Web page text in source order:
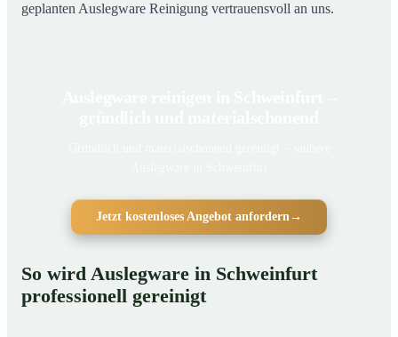
geplanten Auslegware Reinigung vertrauensvoll an uns.
Jetzt kostenloses Angebot anfordern→
So wird Auslegware in Schweinfurt
professionell gereinigt